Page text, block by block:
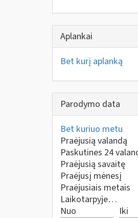
Aplankai
Bet kurį aplanką
Parodymo data
Bet kuriuo metu
Praėjusią valandą
Paskutines 24
Praėjusią savaitę
Praėjusį mėnesį
Praėjusiais metais
Laikotarpyje…
Nuo
Iki